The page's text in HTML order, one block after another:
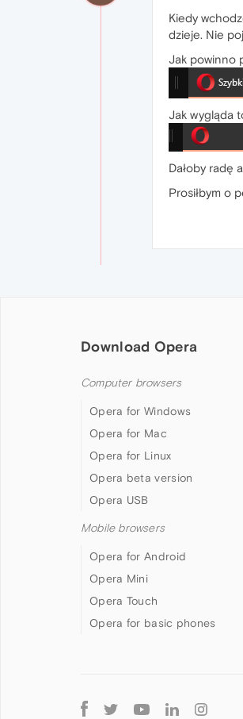
Kiedy
dzieje. Nie
Jak powinno
Jak wygląda
Dałoby radę
Prosiłbym o
Download Opera
Computer browsers
Opera for Windows
Opera for Mac
Opera for Linux
Opera beta version
Opera USB
Mobile browsers
Opera for Android
Opera Mini
Opera Touch
Opera for basic phones
Follow